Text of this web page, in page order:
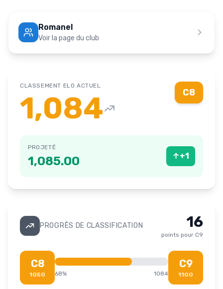
Romanel
Voir la page du club
C8
CLASSEMENT ELO ACTUEL
1,084
PROJETÉ
1,085.00 ↑+1
PROGRÈS DE CLASSIFICATION 16
points pour C9
C8
1050 68% 1084
C9
1100